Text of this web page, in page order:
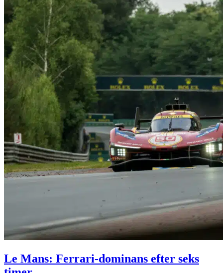
Le Mans: Ferrari-dominans efter seks